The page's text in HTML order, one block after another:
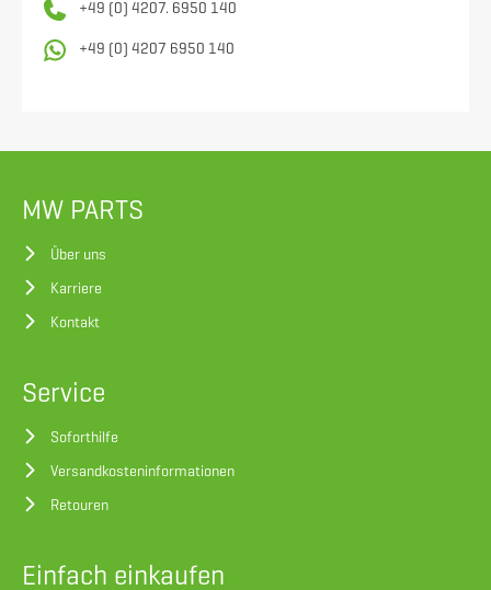
+49 (0) 4207. 6950 140
+49 (0) 4207 6950 140
MW PARTS
Über uns
Karriere
Kontakt
Service
Soforthilfe
Versandkosteninformationen
Retouren
Einfach einkaufen